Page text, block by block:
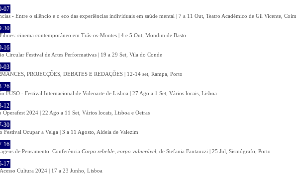
07
- Entre o silêncio e o eco das experiências individuais em saúde mental | 7 a 11 Out, Teatro Académico de Gil Vicente,
30
cinema contemporâneo em Trás-os-Montes | 4 e 5 Out, Mondim de Basto
16
Circular Festival de Artes Performativas | 19 a 29 Set, Vila do Conde
03
PROJECÇÕES, DEBATES E REDAÇÕES | 12-14 set, Rampa, Porto
26
FUSO - Festival Internacional de Videoarte de Lisboa | 27 Ago a 1 Set, Vários locais, Lisboa
12
Operafest 2024 | 22 Ago a 11 Set, Vários locais, Lisboa e Oeiras
30
Festival Ocupar a Velga | 3 a 11 Agosto, Aldeia de Valezim
16
de Pensamento: Conferência Corpo rebelde, corpo vulnerável , de Stefania Fantauzzi | 25 Jul, Sismógrafo, Porto
17
Cultura 2024 | 17 a 23 Junho, Lisboa